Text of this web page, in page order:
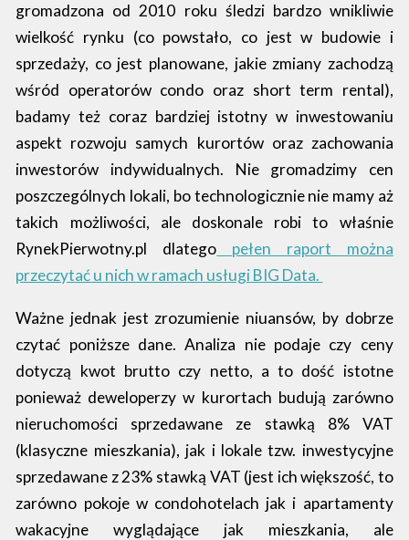
gromadzona od 2010 roku śledzi bardzo wnikliwie
wielkość rynku (co powstało, co jest w budowie i
sprzedaży, co jest planowane, jakie zmiany zachodzą
wśród operatorów condo oraz short term rental),
badamy też coraz bardziej istotny w inwestowaniu
aspekt rozwoju samych kurortów oraz zachowania
inwestorów indywidualnych. Nie gromadzimy cen
poszczególnych lokali, bo technologicznie nie mamy aż
takich możliwości, ale doskonale robi to właśnie
RynekPierwotny.pl dlatego pełen raport można
przeczytać u nich w ramach usługi BIG Data.
Ważne jednak jest zrozumienie niuansów, by dobrze
czytać poniższe dane. Analiza nie podaje czy ceny
dotyczą kwot brutto czy netto, a to dość istotne
ponieważ deweloperzy w kurortach budują zarówno
nieruchomości sprzedawane ze stawką 8% VAT
(klasyczne mieszkania), jak i lokale tzw. inwestycyjne
sprzedawane z 23% stawką VAT (jest ich większość, to
zarówno pokoje w condohotelach jak i apartamenty
wakacyjne wyglądające jak mieszkania, ale